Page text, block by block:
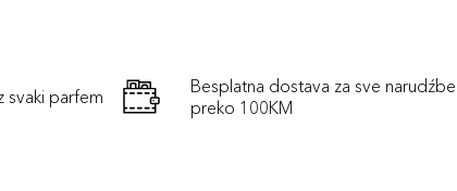
svaki parfem
Besplatna dostava za sve narudźbe
preko 100KM